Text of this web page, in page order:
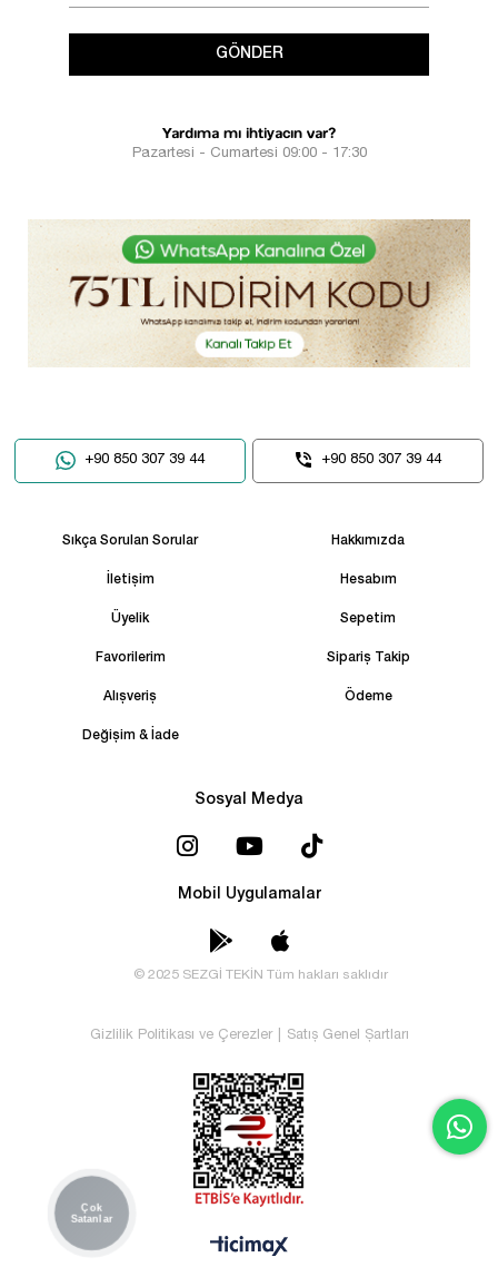
GÖNDER
Yardıma mı ihtiyacın var?
Pazartesi - Cumartesi 09:00 - 17:30
+90 850 307 39 44 +90 850 307 39 44
Sıkça Sorulan Sorular Hakkımızda
İletişim Hesabım
Üyelik Sepetim
Favorilerim Sipariş Takip
Alışveriş Ödeme
Değişim & İade
Sosyal Medya
Mobil Uygulamalar
© 2025 SEZGİ TEKİN Tüm hakları saklıdır
Gizlilik Politikası ve Çerezler Satış Genel Şartları
Çok
Satanlar